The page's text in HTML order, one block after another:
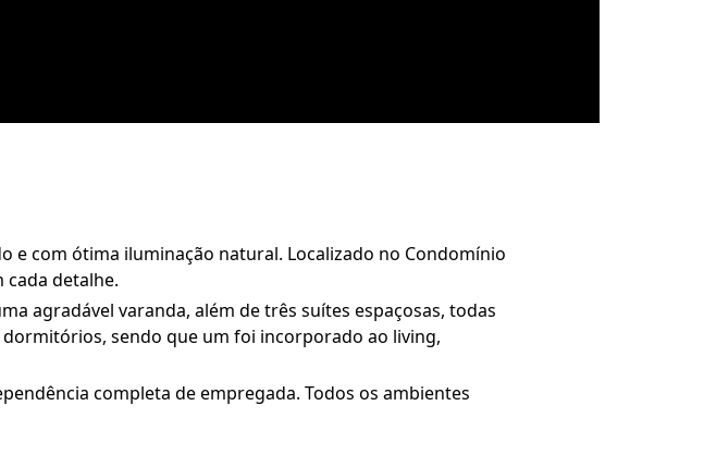
e com ótima iluminação natural. Localizado no Condomínio
cada detalhe.
agradável varanda, além de três suítes espaçosas, todas
sendo que um foi incorporado ao living,
completa de empregada. Todos os ambientes